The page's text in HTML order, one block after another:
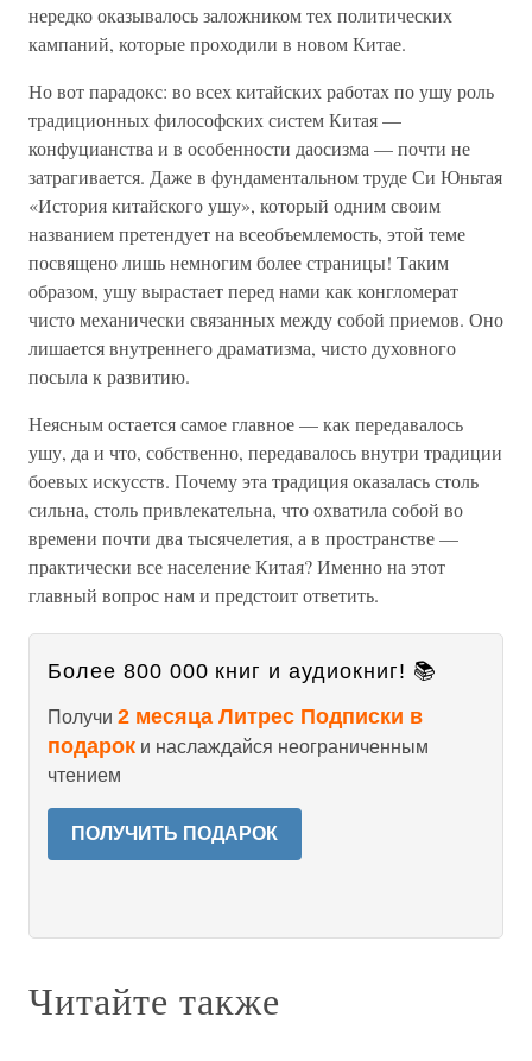
нередко оказывалось заложником тех политических
кампаний, которые проходили в новом Китае.
Но вот парадокс: во всех китайских работах по ушу роль
традиционных философских систем Китая —
конфуцианства и в особенности даосизма — почти не
затрагивается. Даже в фундаментальном труде Си Юньтая
«История китайского ушу», который одним своим
названием претендует на всеобъемлемость, этой теме
посвящено лишь немногим более страницы! Таким
образом, ушу вырастает перед нами как конгломерат
чисто механически связанных между собой приемов. Оно
лишается внутреннего драматизма, чисто духовного
посыла к развитию.
Неясным остается самое главное — как передавалось
ушу, да и что, собственно, передавалось внутри традиции
боевых искусств. Почему эта традиция оказалась столь
сильна, столь привлекательна, что охватила собой во
времени почти два тысячелетия, а в пространстве —
практически все население Китая? Именно на этот
главный вопрос нам и предстоит ответить.
Более 800 000 книг и аудиокниг! 📚
Получи 2 месяца Литрес Подписки в
подарок и наслаждайся неограниченным
чтением
ПОЛУЧИТЬ ПОДАРОК
Читайте также